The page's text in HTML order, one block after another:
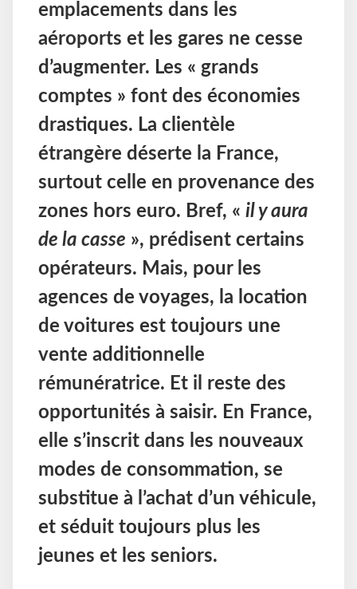
emplacements dans les
aéroports et les gares ne cesse
d’augmenter. Les « grands
comptes » font des économies
drastiques. La clientèle
étrangère déserte la France,
surtout celle en provenance des
zones hors euro. Bref, « il y aura
de la casse », prédisent certains
opérateurs. Mais, pour les
agences de voyages, la location
de voitures est toujours une
vente additionnelle
rémunératrice. Et il reste des
opportunités à saisir. En France,
elle s’inscrit dans les nouveaux
modes de consommation, se
substitue à l’achat d’un véhicule,
et séduit toujours plus les
jeunes et les seniors.